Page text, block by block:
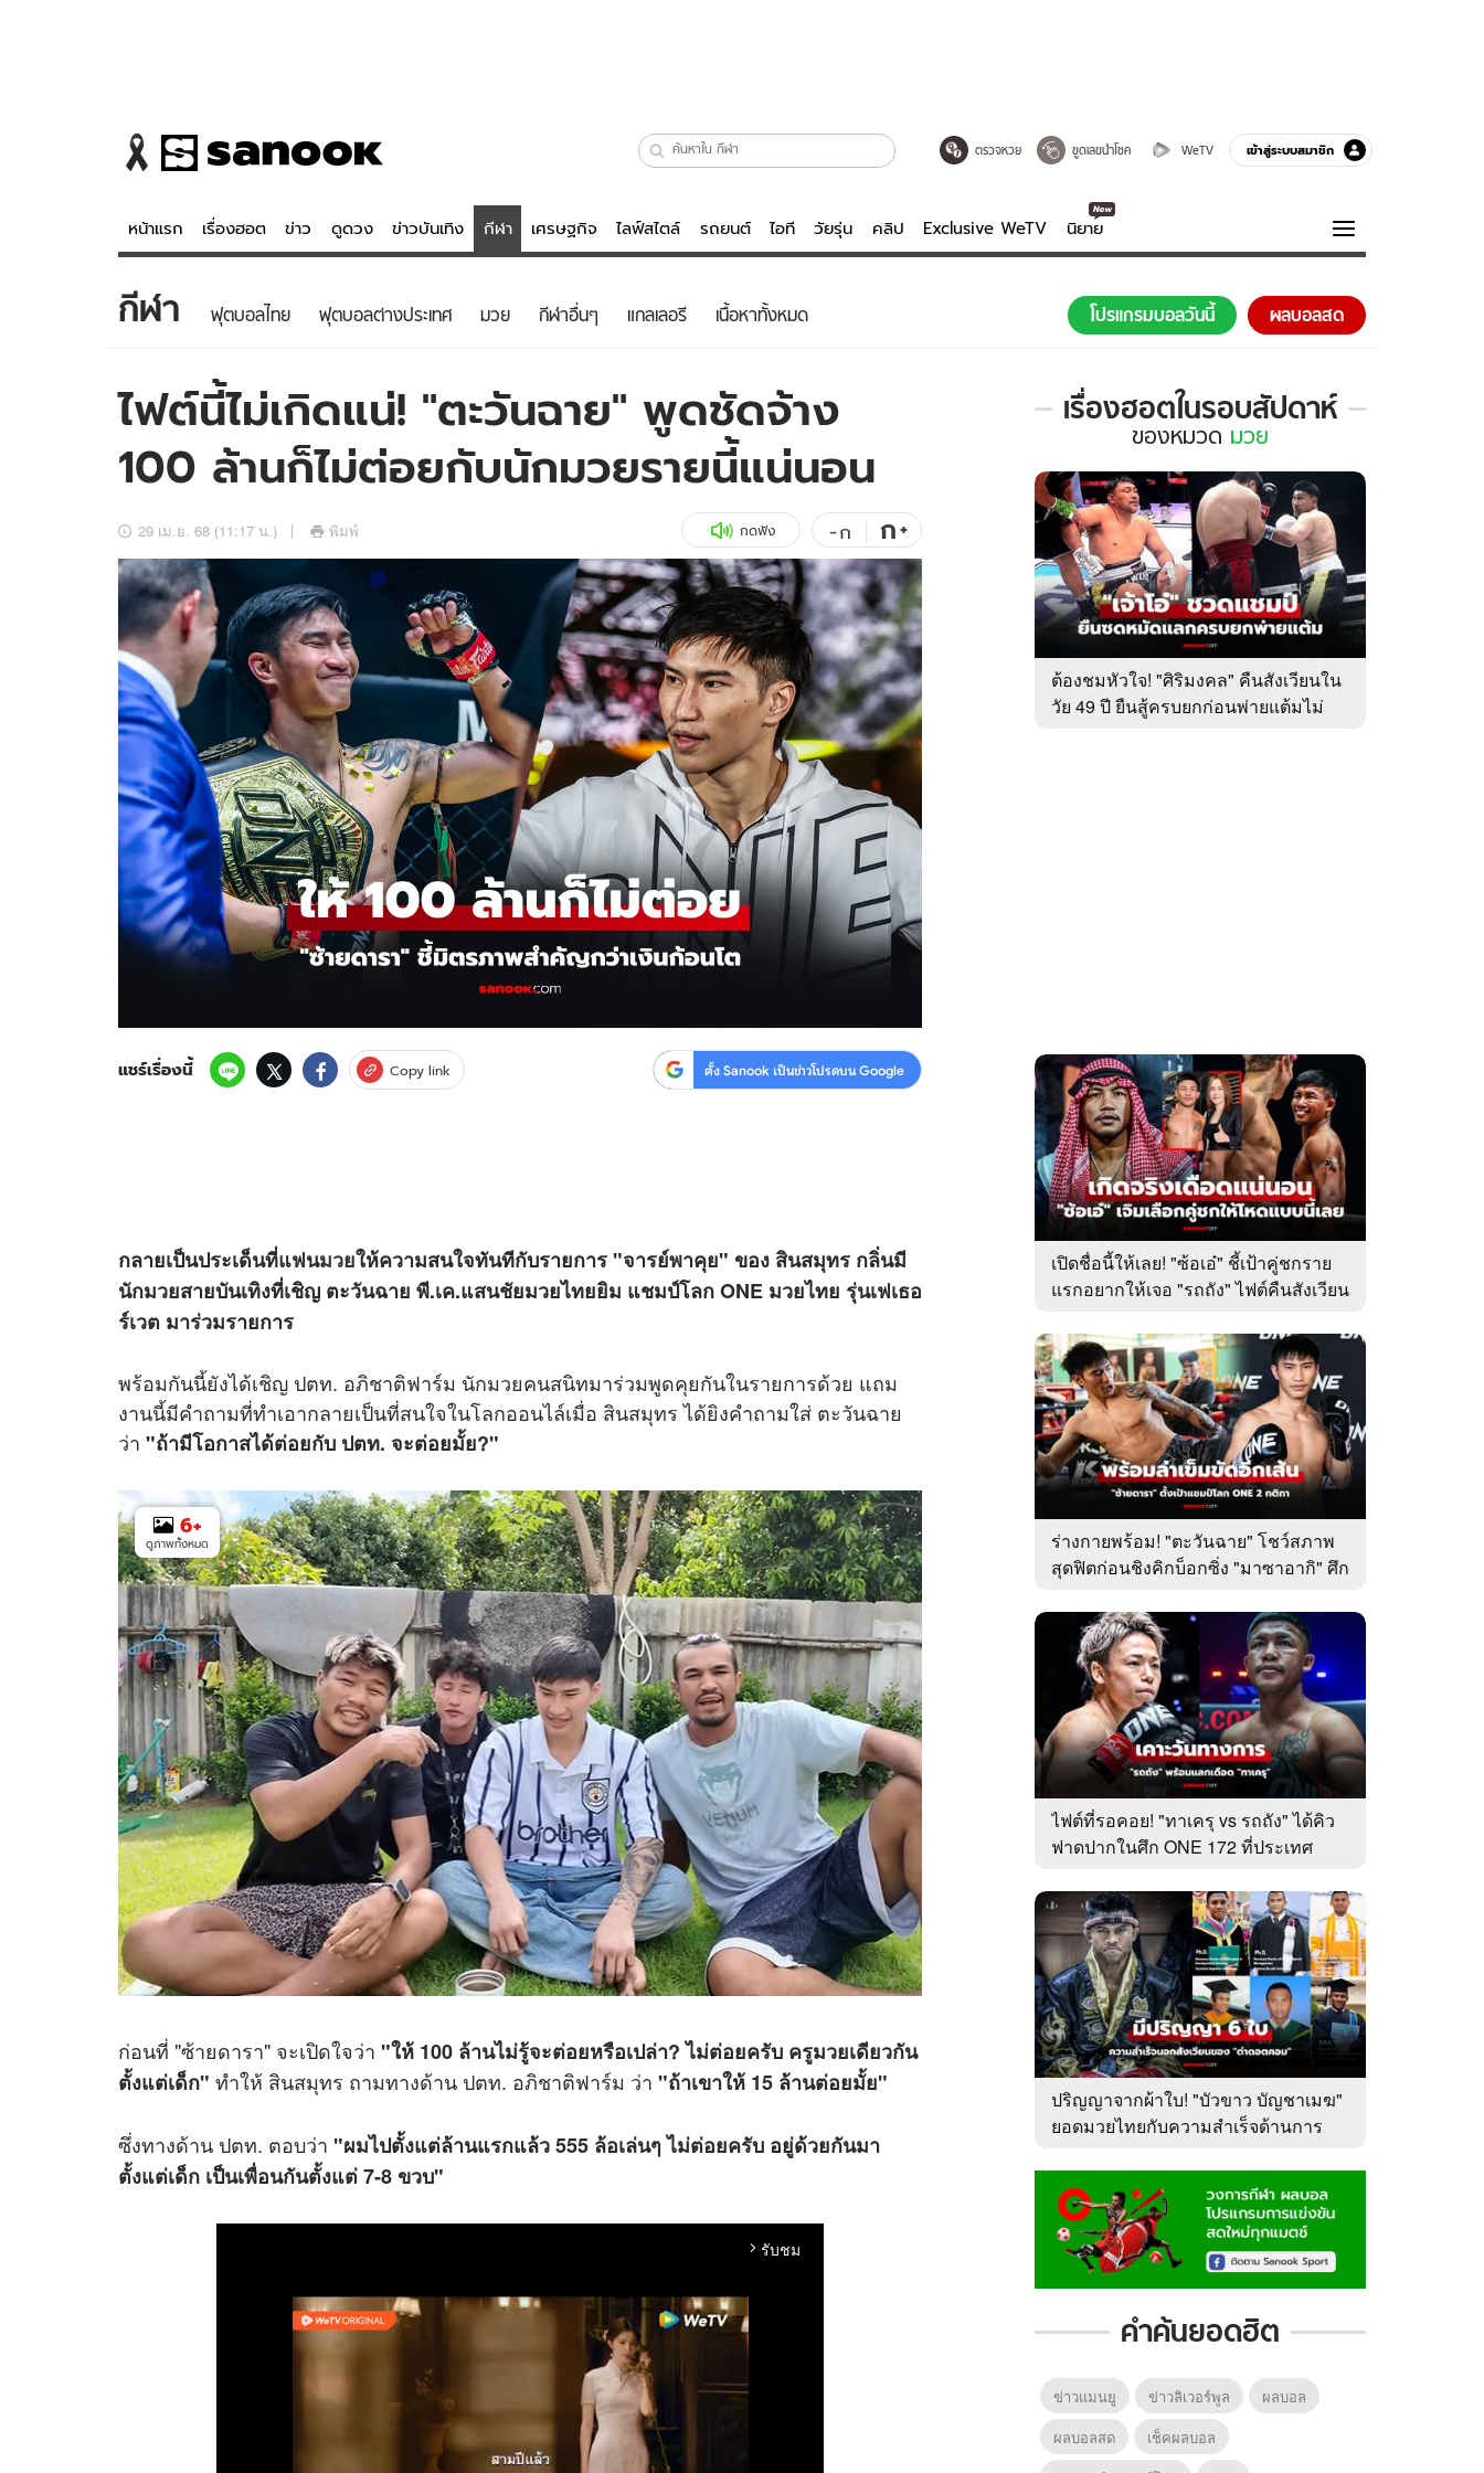
ตรวจหวย ขูดเลขนำโชค WeTV เข้าสู่ระบบสมาชิก
หน้าแรก เรื่องฮอต ข่าว ดูดวง ข่าวบันเทิง กีฬา เศรษฐกิจ ไลฟ์สไตล์ รถยนต์ ไอที วัยรุ่น คลิป Exclusive WeTV นิยาย
ข่าว
ข่าวบันเทิง
ข่าวกีฬา
ข่าวเศรษฐกิจ
อัปเดตจีน
เช็กข่าวชัวร์
ดูดวง - ตรวจหวย
สถิติหวยไทย
หวยลาว
ไลฟ์สไตล์
วัยรุ่น
ไอที
รถยนต์
สุขภาพ
เที่ยว-กิน
Tasteful Thailand
Sanook Choice
ดูทีวี
WeTV
Exclusive WeTV
นิยาย
ความรู้รอบตัว
ฮาวทู
ดาวน์โหลดสนุกแอปฟรี ติดตามสนุกโซเชียลได้ที่
สงวนลิขสิทธิ์ © 2569บริษัท อิมเมจ ฟิวเจอร์ (ประเทศไทย) จำกัด
กีฬา ฟุตบอลไทย ฟุตบอลต่างประเทศ มวย กีฬาอื่นๆ แกลเลอรี เนื้อหาทั้งหมด โปรแกรมบอลวันนี้ ผลบอลสด
ไฟต์นี้ไม่เกิดแน่! "ตะวันฉาย" พูดชัดจ้าง
100 ล้านก็ไม่ต่อยกับนักมวยรายนี้แน่นอน
29 เม.ย. 68 (11:17 น.) พิมพ์ กดฟัง -ก ก+
แชร์เรื่องนี้ Copy link ตั้ง Sanook เป็นข่าวโปรดบน Google
กลายเป็นประเด็นที่แฟนมวยให้ความสนใจทันทีกับรายการ "จารย์พาคุย" ของ สินสมุทร กลิ่นมี
นักมวยสายบันเทิงที่เชิญ ตะวันฉาย พี.เค.แสนชัยมวยไทยยิม แชมป์โลก ONE มวยไทย รุ่นเฟเธอ
ร์เวต มาร่วมรายการ
พร้อมกันนี้ยังได้เชิญ ปตท. อภิชาติฟาร์ม นักมวยคนสนิทมาร่วมพูดคุยกันในรายการด้วย แถม
งานนี้มีคำถามที่ทำเอากลายเป็นที่สนใจในโลกออนไล์เมื่อ สินสมุทร ได้ยิงคำถามใส่ ตะวันฉาย
ว่า "ถ้ามีโอกาสได้ต่อยกับ ปตท. จะต่อยมั้ย?"
6+
ดูภาพทั้งหมด
ก่อนที่ "ซ้ายดารา" จะเปิดใจว่า "ให้ 100 ล้านไม่รู้จะต่อยหรือเปล่า? ไม่ต่อยครับ ครูมวยเดียวกัน
ตั้งแต่เด็ก" ทำให้ สินสมุทร ถามทางด้าน ปตท. อภิชาติฟาร์ม ว่า "ถ้าเขาให้ 15 ล้านต่อยมั้ย"
ซึ่งทางด้าน ปตท. ตอบว่า "ผมไปตั้งแต่ล้านแรกแล้ว 555 ล้อเล่นๆ ไม่ต่อยครับ อยู่ด้วยกันมา
ตั้งแต่เด็ก เป็นเพื่อนกันตั้งแต่ 7-8 ขวบ"
arrow_forward_ios รับชม
เรื่องฮอตในรอบสัปดาห์
เรื่อง
ใน
รอบ
สัปดาห์
ของ
หมวด
มวย
ของหมวด มวย
ต้องชมหัวใจ! "ศิริมงคล" คืนสังเวียนใน
วัย 49 ปี ยืนสู้ครบยกก่อนพ่ายแต้มไม่
เปิดชื่อนี้ให้เลย! "ซ้อเอ๋" ชี้เป้าคู่ชกราย
แรกอยากให้เจอ "รถถัง" ไฟต์คืนสังเวียน
ร่างกายพร้อม! "ตะวันฉาย" โชว์สภาพ
สุดฟิตก่อนชิงคิกบ็อกซิ่ง "มาซาอากิ" ศึก
ไฟต์ที่รอคอย! "ทาเครุ vs รถถัง" ได้คิว
ฟาดปากในศึก ONE 172 ที่ประเทศ
ปริญญาจากผ้าใบ! "บัวขาว บัญชาเมฆ"
ยอดมวยไทยกับความสำเร็จด้านการ
คำค้นยอดฮิต
ข่าวแมนยู ข่าวลิเวอร์พูล
ผลบอล
ผลบอลสด
เช็คผลบอล